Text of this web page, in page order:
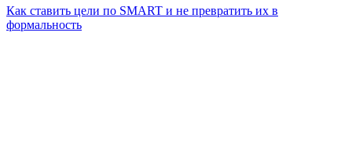
Как ставить цели по SMART и не превратить их в
формальность